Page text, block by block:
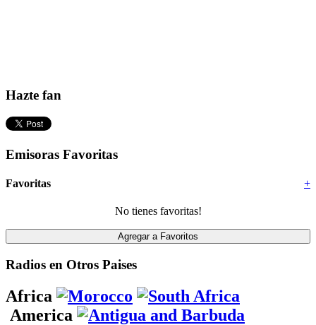
Hazte fan
Emisoras Favoritas
+
Favoritas
No tienes favoritas!
Radios en Otros Paises
Africa
America